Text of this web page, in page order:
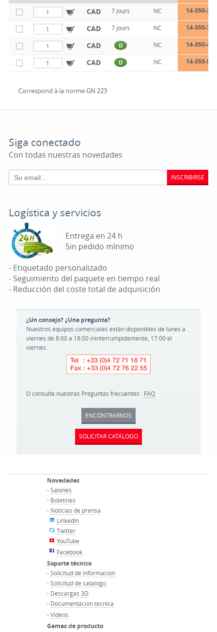
CAD 7 jours NC 14-350-25
CAD 7 jours NC 14-350-32
CAD D NC 14-350-40
CAD D NC 14-350-52
Correspond à la norme GN 223
Siga conectado
Con todas nuestras novedades
INSCRIBIRSE
Logística y servicios
Entrega en 24 h
Sin pedido mínimo
- Etiquetado personalizado
- Seguimiento del paquete en tiempo real
- Reducción del coste total de adquisición
¿Un consejo? ¿Una pregunta?
Nuestros equipos comerciales están disponibles de lunes a
viernes de 8:00 a 18:00 ininterrumpidamente, 17:00 el
viernes.
O consulte nuestras Preguntas frecuentes : FAQ
ENCONTRARNOS
SOLICITAR CATÁLOGO
Novedades
-Salones
- Boletines
- Noticias de prensa
LinkedIn
Twitter
YouTube
Facebook
Soporte técnico
-Solicitud de informacion
-Solicitud de catalogo
- Descargas 3D
- Documentacion tecnica
-Videos
Gamas de producto